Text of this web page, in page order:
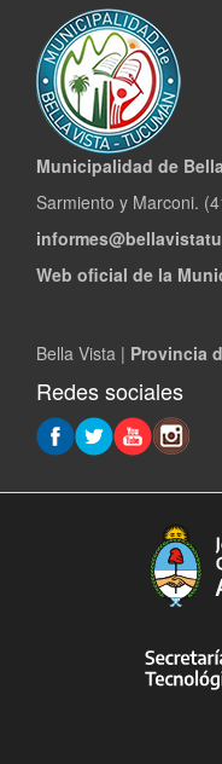
Municipalidad de
Sarmiento y Marconi.
Web oficial de la
Bella Vista | Provincia
Redes sociales